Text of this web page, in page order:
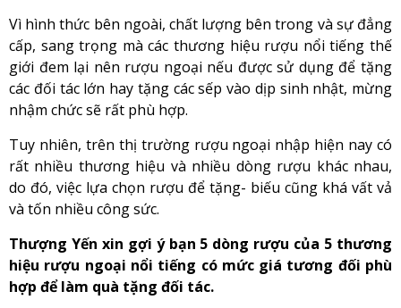
Vì hình thức bên ngoài, chất lượng bên trong và sự đẳng
cấp, sang trọng mà các thương hiệu rượu nổi tiếng thế
giới đem lại nên rượu ngoại nếu được sử dụng để tặng
các đối tác lớn hay tặng các sếp vào dịp sinh nhật, mừng
nhậm chức sẽ rất phù hợp.
Tuy nhiên, trên thị trường rượu ngoại nhập hiện nay có
rất nhiều thương hiệu và nhiều dòng rượu khác nhau,
do đó, việc lựa chọn rượu để tặng- biếu cũng khá vất vả
và tốn nhiều công sức.
Thượng Yến xin gợi ý bạn 5 dòng rượu của 5 thương
hiệu rượu ngoại nổi tiếng có mức giá tương đối phù
hợp để làm quà tặng đối tác.